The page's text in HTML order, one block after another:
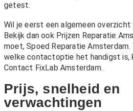
getest.
Wil je eerst een algemeen
Bekijk dan ook Prijzen Reparatie
moet,Spoed Reparatie Amsterdam.
welke contactoptie het handigst is,
Contact FixLab Amsterdam.
Prijs, snelheid en
verwachtingen